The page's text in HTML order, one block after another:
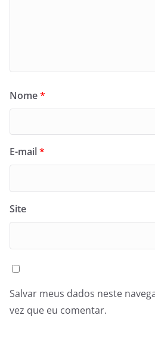
Nome*
E-mail*
Site
Salvar meus dados neste
vez que eu comentar.